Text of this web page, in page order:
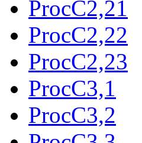
ProcC2,21
ProcC2,22
ProcC2,23
ProcC3,1
ProcC3,2